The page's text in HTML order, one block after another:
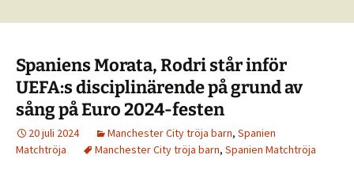
Spaniens Morata, Rodri står inför
UEFA:s disciplinärende på grund av
sång på Euro 2024-festen
20 juli 2024 Manchester City tröja barn, Spanien
Matchtröja
Manchester City tröja barn, Spanien Matchtröja